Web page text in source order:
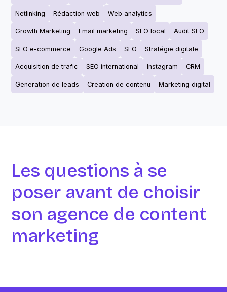
Netlinking Rédaction web Web analytics
Growth Marketing Email marketing SEO local Audit SEO
SEO e-commerce Google Ads SEO Stratégie digitale
Acquisition de trafic SEO international Instagram CRM
Generation de leads Creation de contenu Marketing digital
Les questions à se
poser avant de choisir
son agence de content
marketing